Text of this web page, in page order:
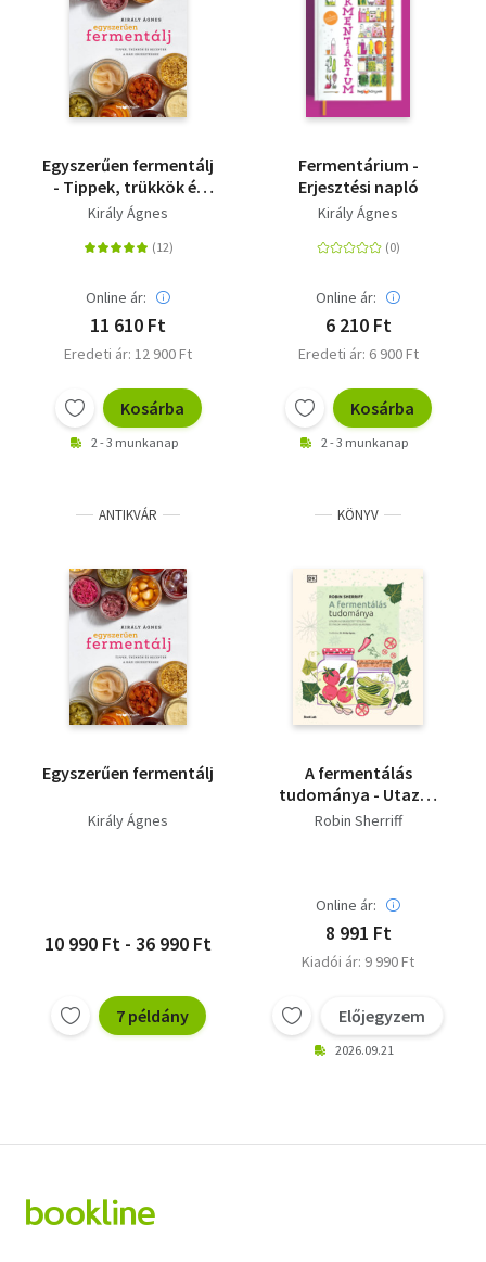
Egyszerűen fermentálj
- Tippek, trükkök és
receptek a házi
Király Ágnes
Online ár:
11 610 Ft
Eredeti ár: 12 900 Ft
Kosárba
2 - 3 munkanap
Fermentárium -
Erjesztési napló
Király Ágnes
Online ár:
6 210 Ft
Eredeti ár: 6 900 Ft
Kosárba
2 - 3 munkanap
ANTIKVÁR
Egyszerűen fermentálj
Király Ágnes
10 990 Ft - 36 990 Ft
7 példány
KÖNYV
A fermentálás
tudománya - Utazás
az erjesztett ételek és
Robin Sherriff
Online ár:
8 991 Ft
Kiadói ár: 9 990 Ft
Előjegyzem
2026.09.21